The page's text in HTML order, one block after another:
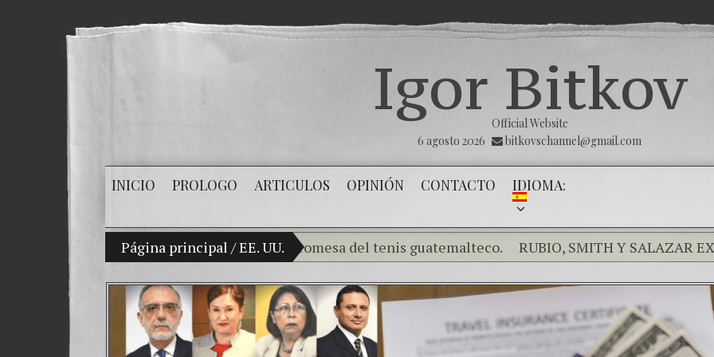
Igor Bitkov
Official Website
6 agosto 2026
bitkovschannel@gmail.com
INICIO PROLOGO ARTICULOS OPINIÓN CONTACTO IDIOMA:
Página principal /EE. UU.
Mi hijo Vladimir Bitkov, una promesa del tenis guatemalteco.
RUBIO, SMITH Y SALAZAR
¿Cómo el banco mafioso de Putin sigue alterando nuestro
El Día de la Victoria
Con esta injusticia todos corren riesgo